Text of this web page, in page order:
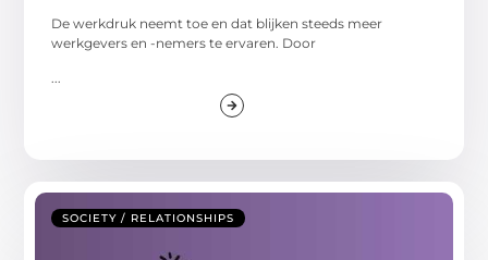
De werkdruk neemt toe en dat blijken steeds meer
werkgevers en -nemers te ervaren. Door
...
SOCIETY / RELATIONSHIPS